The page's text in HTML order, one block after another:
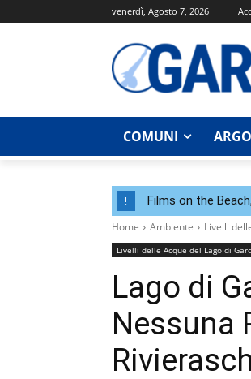
venerdì, Agosto 7, 2026
COMUNI
! Films on the
Home Ambiente Livelli
Livelli delle Acque del Lago di
Lago di
Nessuna